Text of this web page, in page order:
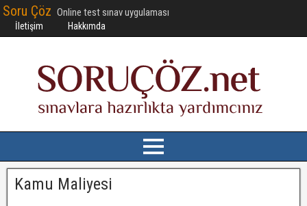
Soru Çöz Online test sınav uygulaması
İletişim Hakkımda
Kamu Maliyesi